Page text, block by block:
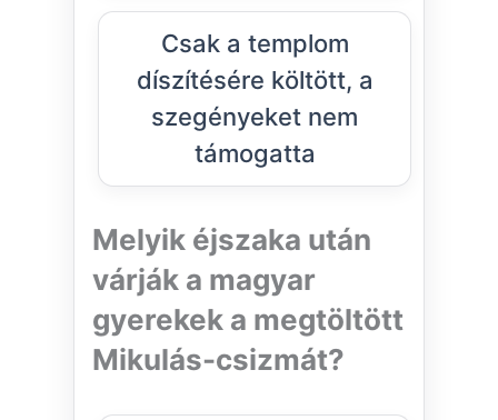
Csak a templom
díszítésére költött, a
szegényeket nem
támogatta
Melyik éjszaka után
várják a magyar
gyerekek a megtöltött
Mikulás-csizmát?